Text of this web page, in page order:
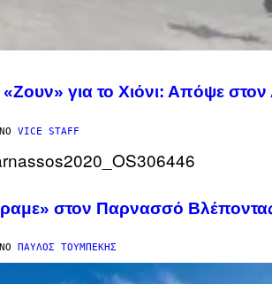
«Ζουν» για το Χιόνι: Απόψε
VICE STAFF
στον Παρνασσό
ΠΑΎΛΟΣ ΤΟΥΜΠΈΚΗΣ